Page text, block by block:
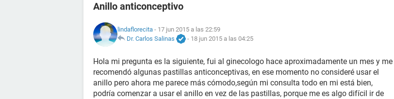
Anillo anticonceptivo
lindaflorecita - 17 jun 2015 a las 22:59
Dr. Carlos Salinas
- 18 jun 2015 a las 04:25
Hola mi pregunta es la siguiente, fui al ginecologo hace aproximadamente un mes y me
recomendó algunas pastillas anticonceptivas, en ese momento no consideré usar el
anillo pero ahora me parece más cómodo,según mi consulta todo en mi está bien,
podría comenzar a usar el anillo en vez de las pastillas, porque me es algo difícil ir de